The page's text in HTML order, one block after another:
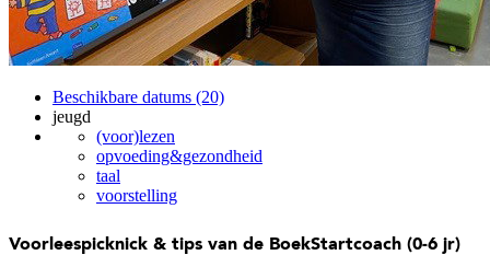
Beschikbare datums (20)
jeugd
(voor)lezen
opvoeding&gezondheid
taal
voorstelling
Voorleespicknick & tips van de BoekStartcoach (0-6 jr)